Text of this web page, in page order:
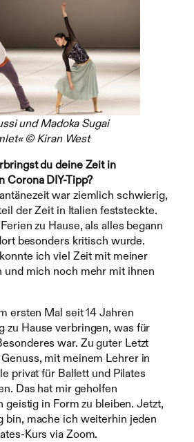
und Madoka Sugai
© Kiran West
du deine Zeit in
Corona DIY-Tipp?
war ziemlich schwierig,
der Zeit in Italien feststeckte.
zu Hause, als alles begann
besonders kritisch wurde.
ich viel Zeit mit meiner
und mich noch mehr mit ihnen
ersten Mal seit 14 Jahren
zu Hause verbringen, was für
war. Zu guter Letzt
mit meinem Lehrer in
privat für Ballett und Pilates
Das hat mir geholfen
geistig in Form zu bleiben. Jetzt,
bin, mache ich weiterhin jeden
Kurs via Zoom.